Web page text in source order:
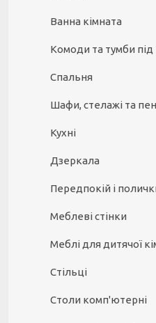
Ванна кімната
Комоди та тумби під
Спальня
Шафи, стелажі та
Кухні
Дзеркала
Передпокій і
Меблеві стінки
Меблі для дитячої
Стільці
Столи комп'ютерні